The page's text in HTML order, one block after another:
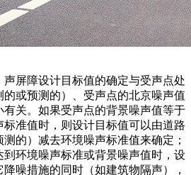
屏障设计目标值的确定与受声点处
或预测的）、受声点的北京噪声值
有关。如果受声点的背景噪声值等于
准值时，则设计目标值可以由道路
的）减去环境噪声标准值来确定；
环境噪声标准或背景噪声值时，设
噪措施的同时（如建筑物隔声），